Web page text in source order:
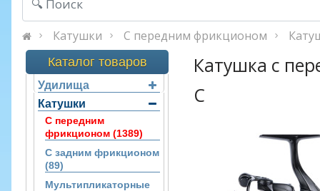
Катушки С передним фрикционом
Каталог товаров
Удилища
Катушки
С передним
фрикционом (1389)
С задним фрикционом
(89)
Мультипликаторные
Катушка с
C